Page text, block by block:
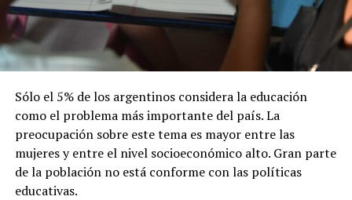
Sólo el 5% de los argentinos considera la educación
como el problema más importante del país. La
preocupación sobre este tema es mayor entre las
mujeres y entre el nivel socioeconómico alto. Gran parte
de la población no está conforme con las políticas
educativas.